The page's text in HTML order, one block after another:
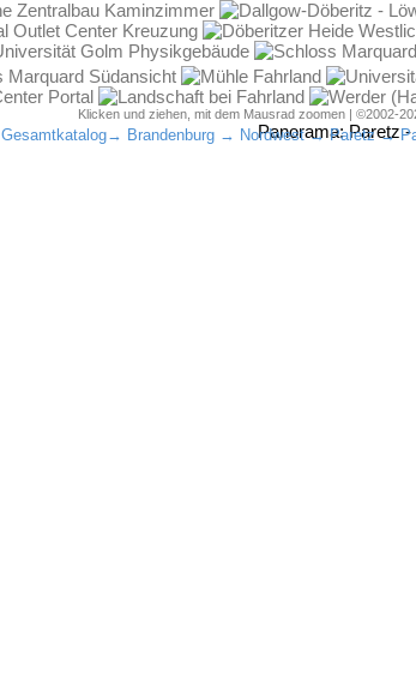
Klicken und ziehen, mit dem Mausrad zoomen | ©2002-
Gesamtkatalog→ Brandenburg→ Nordwest→Paretz→
Panorama:Paretz -